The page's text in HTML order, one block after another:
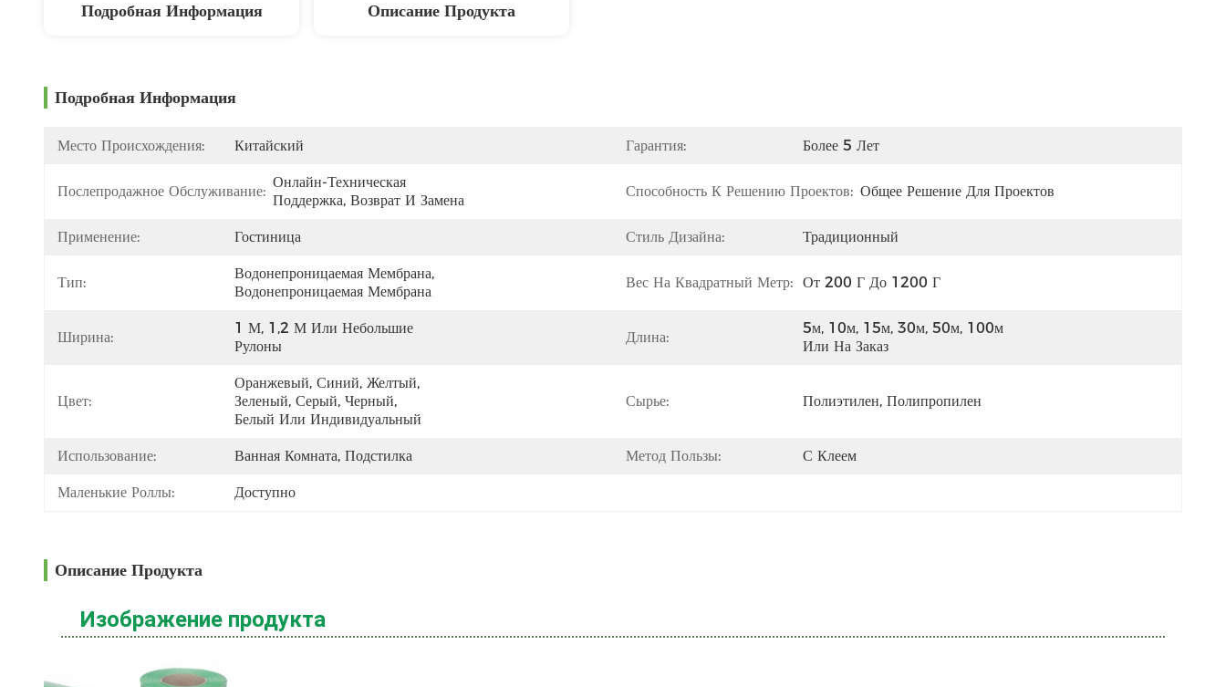
Подробная Информация Описание Продукта
Подробная Информация
Место Происхождения: Китайский Гарантия: Более 5 Лет
Послепродажное Обслуживание:
Онлайн-Техническая
Поддержка, Возврат И Замена
Способность К Решению Проектов: Общее Решение Для Проектов
Применение: Гостиница Стиль Дизайна: Традиционный
Тип:
Водонепроницаемая Мембрана,
Водонепроницаемая Мембрана
Вес На Квадратный Метр: От 200 Г До 1200 Г
Ширина:
1 М, 1,2 М Или Небольшие
Рулоны
Длина:
5м, 10м, 15м, 30м, 50м, 100м
Или На Заказ
Цвет:
Оранжевый, Синий, Желтый,
Зеленый, Серый, Черный,
Белый Или Индивидуальный
Сырье: Полиэтилен, Полипропилен
Использование: Ванная Комната, Подстилка Метод Пользы: С Клеем
Маленькие Роллы: Доступно
Описание Продукта
Изображение продукта